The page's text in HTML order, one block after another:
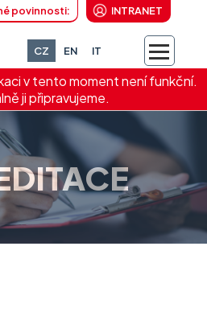
povinnosti: INTRANET
CZ EN IT
v tento moment není funkční.
ji připravujeme.